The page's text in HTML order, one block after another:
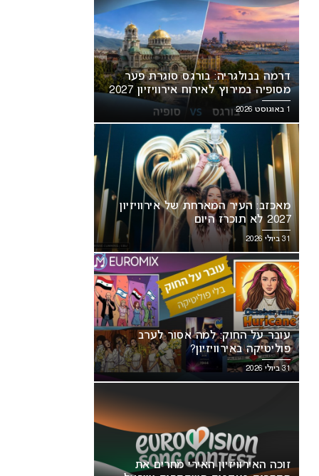
לערב
זוכה האירוויזיון האירי מחרים את
התחרות בעקבות השתתפות ישראל
דרמה בבולגריה: בורגס סוגרת פער
מסופיה במירוץ לאירוח אירוויזיון 2027
1 באוגוסט 2026
מאכזב: העיר המארחת של אירוויזיון
2027 לא תוכרז היום
31 ביולי 2026
עובר על החוק: למה אסור לערב
פוליטיקה באירוויזיון?
31 ביולי 2026
זוכה האירוויזיון האירי מחרים את